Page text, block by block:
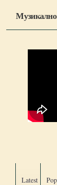
Latest